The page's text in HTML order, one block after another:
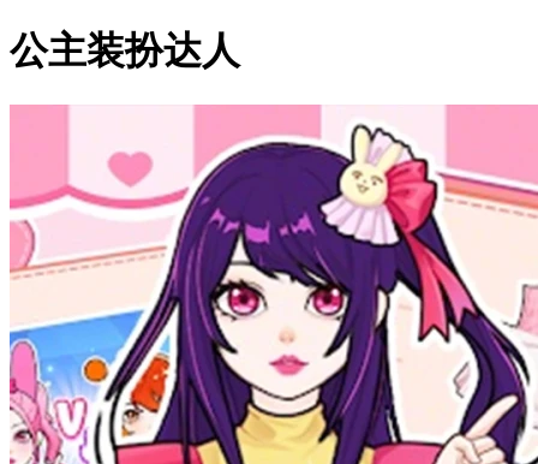
公主装扮达人